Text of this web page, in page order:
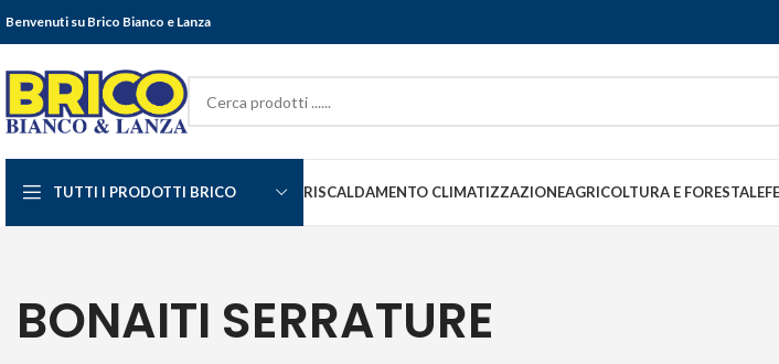
Benvenuti su Brico Bianco e Lanza
TUTTI I PRODOTTI BRICO RISCALDAMENTO CLIMATIZZAZIONEAGRICOLTURA E FORESTALE
BONAITI SERRATURE